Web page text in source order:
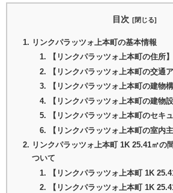
目次
リンクパラッツォ上本町の基本情報
【リンクパラッツォ上本町の住所】
【リンクパラッツォ上本町の交通ア
【リンクパラッツォ上本町の建物構
【リンクパラッツォ上本町の建物設
【リンクパラッツォ上本町のセキュ
【リンクパラッツォ上本町の室内主
リンクパラッツォ上本町 1K 25.41㎡の
ついて
【リンクパラッツォ上本町 1K
【リンクパラッツォ上本町 1K